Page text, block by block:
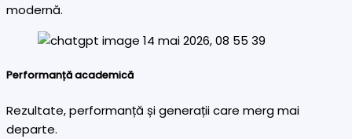
modernă.
Performanță academică
Rezultate, performanță și generații care merg mai
departe.